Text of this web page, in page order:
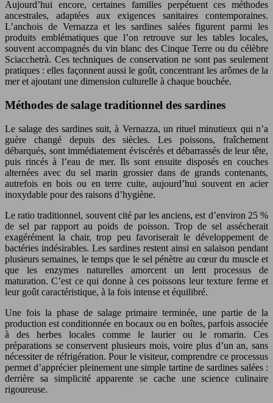
Aujourd’hui encore, certaines familles perpétuent ces méthodes
ancestrales, adaptées aux exigences sanitaires contemporaines.
L’anchois de Vernazza et les sardines salées figurent parmi les
produits emblématiques que l’on retrouve sur les tables locales,
souvent accompagnés du vin blanc des Cinque Terre ou du célèbre
Sciacchetrà. Ces techniques de conservation ne sont pas seulement
pratiques : elles façonnent aussi le goût, concentrant les arômes de la
mer et ajoutant une dimension culturelle à chaque bouchée.
Méthodes de salage traditionnel des sardines
Le salage des sardines suit, à Vernazza, un rituel minutieux qui n’a
guère changé depuis des siècles. Les poissons, fraîchement
débarqués, sont immédiatement éviscérés et débarrassés de leur tête,
puis rincés à l’eau de mer. Ils sont ensuite disposés en couches
alternées avec du sel marin grossier dans de grands contenants,
autrefois en bois ou en terre cuite, aujourd’hui souvent en acier
inoxydable pour des raisons d’hygiène.
Le ratio traditionnel, souvent cité par les anciens, est d’environ 25 %
de sel par rapport au poids de poisson. Trop de sel assécherait
exagérément la chair, trop peu favoriserait le développement de
bactéries indésirables. Les sardines restent ainsi en salaison pendant
plusieurs semaines, le temps que le sel pénètre au cœur du muscle et
que les enzymes naturelles amorcent un lent processus de
maturation. C’est ce qui donne à ces poissons leur texture ferme et
leur goût caractéristique, à la fois intense et équilibré.
Une fois la phase de salage primaire terminée, une partie de la
production est conditionnée en bocaux ou en boîtes, parfois associée
à des herbes locales comme le laurier ou le romarin. Ces
préparations se conservent plusieurs mois, voire plus d’un an, sans
nécessiter de réfrigération. Pour le visiteur, comprendre ce processus
permet d’apprécier pleinement une simple tartine de sardines salées :
derrière sa simplicité apparente se cache une science culinaire
rigoureuse.